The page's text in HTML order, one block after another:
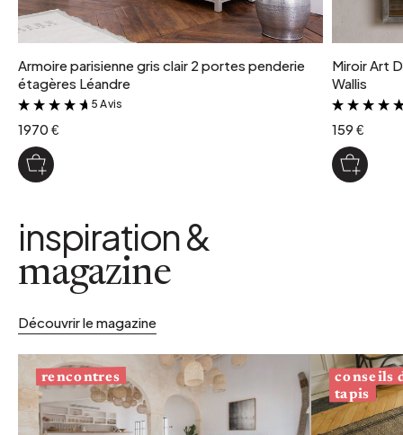
Armoire parisienne gris clair 2 portes penderie
étagères Léandre
&
5 Avis
1970 €
Miroir Art
Wallis
159 €
inspiration &
magazine
Découvrir le magazine
rencontres conseils
tapis